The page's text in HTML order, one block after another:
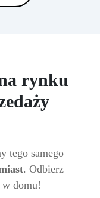
rynku
tego samego
. Odbierz
domu!